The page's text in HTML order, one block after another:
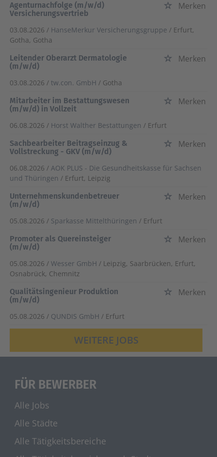
Agenturnachfolge (m/w/d)
Versicherungsvertrieb
Merken
03.08.2026 / HanseMerkur Versicherungsgruppe / Erfurt,
Gotha, Gotha
Leitender Oberarzt Dermatologie
(m/w/d)
Merken
03.08.2026 / tw.con. GmbH / Gotha
Mitarbeiter im Bestattungswesen
(m/w/d) in Vollzeit
Merken
06.08.2026 / Horst Walther Bestattungen / Erfurt
Sachbearbeiter Beitragseinzug &
Vollstreckung - GKV (m/w/d)
Merken
06.08.2026 / AOK PLUS - Die Gesundheitskasse für Sachsen
und Thüringen / Erfurt, Leipzig
Unternehmenskundenbetreuer
(m/w/d)
Merken
05.08.2026 / Sparkasse Mittelthüringen / Erfurt
Promoter als Quereinsteiger
(m/w/d)
Merken
05.08.2026 / Wesser GmbH / Leipzig, Saarbrücken, Erfurt,
Osnabrück, Chemnitz
Qualitätsingenieur Produktion
(m/w/d)
Merken
05.08.2026 / QUNDIS GmbH / Erfurt
WEITERE JOBS
FÜR BEWERBER
Alle Jobs
Alle Städte
Alle Tätigkeitsbereiche